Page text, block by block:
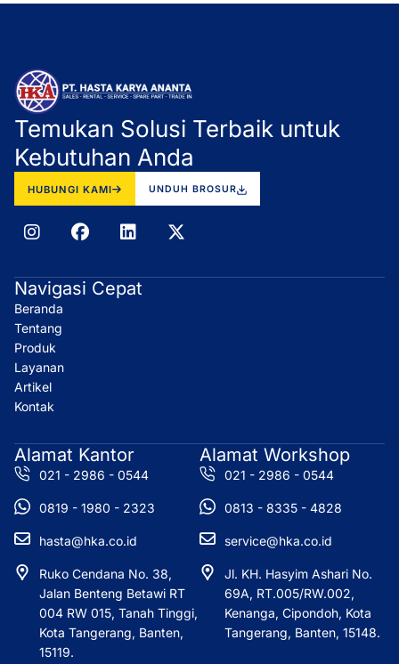
Temukan Solusi Terbaik untuk
Kebutuhan Anda
HUBUNGI KAMI UNDUH BROSUR
I
n
t
a
g
r
a
m
F
a
e
b
L
i
k
e
X
-
w
Navigasi Cepat
Beranda
Tentang
Produk
Layanan
Artikel
Kontak
Alamat Kantor
021 - 2986 - 0544
0819 - 1980 - 2323
hasta@hka.co.id
Ruko Cendana No. 38,
Jalan Benteng Betawi RT
004 RW 015, Tanah Tinggi,
Kota Tangerang, Banten,
15119.
Alamat Workshop
021 - 2986 - 0544
0813 - 8335 - 4828
service@hka.co.id
Jl. KH. Hasyim Ashari No.
69A, RT.005/RW.002,
Kenanga, Cipondoh, Kota
Tangerang, Banten, 15148.